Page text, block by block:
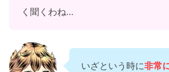
く聞くわね…
いざという時に非常